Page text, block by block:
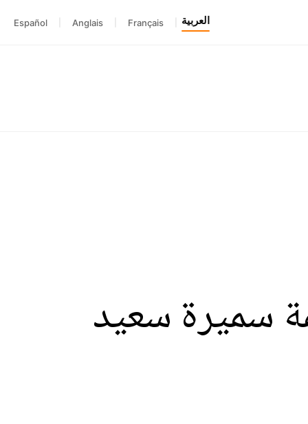
العربية Français
Anglais
Español
سميرة سعيد